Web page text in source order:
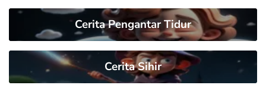
Cerita Pengantar Tidur
Cerita Sihir